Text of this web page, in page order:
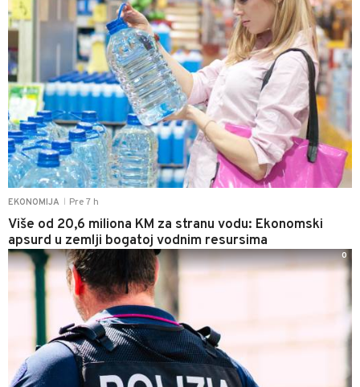
EKONOMIJA Pre 7 h
Više od 20,6 miliona KM za stranu vodu: Ekonomski
apsurd u zemlji bogatoj vodnim resursima
0